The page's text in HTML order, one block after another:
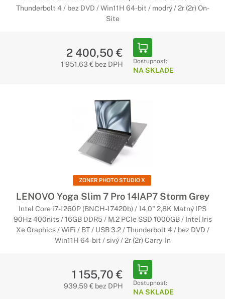
Thunderbolt 4 / bez DVD / Win11H 64-bit / modrý / 2r (2r) On-
Site
2 400,50 €
1 951,63 € bez DPH Dostupnosť:
NA SKLADE
ZONER PHOTO STUDIO X
LENOVO Yoga Slim 7 Pro 14IAP7 Storm Grey
Intel Core i7-1260P (BNCH-17420b) / 14,0" 2,8K Matný IPS
90Hz 400nits / 16GB DDR5 / M.2 PCIe SSD 1000GB / Intel Iris
Xe Graphics / WiFi / BT / USB 3.2 / Thunderbolt 4 / bez DVD /
Win11H 64-bit / sivý / 2r (2r) Carry-In
1 155,70 €
939,59 € bez DPH Dostupnosť:
NA SKLADE